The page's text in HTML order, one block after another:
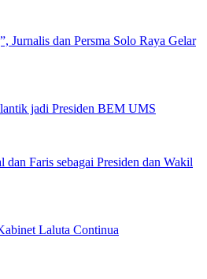
Jurnalis dan Persma Solo Raya Gelar
jadi Presiden BEM UMS
Faris sebagai Presiden dan Wakil
Laluta Continua